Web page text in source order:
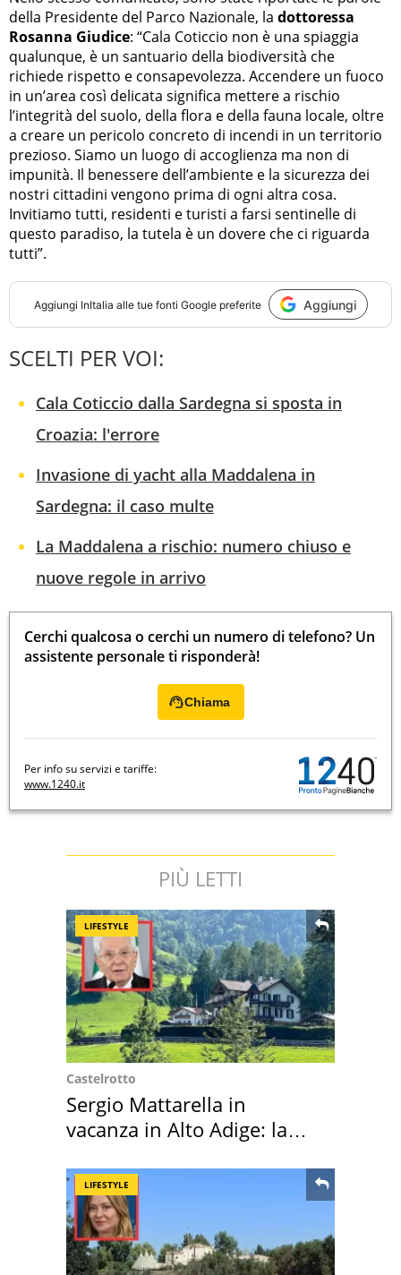
della Presidente del Parco Nazionale, la dottoressa
Rosanna Giudice: “Cala Coticcio non è una spiaggia
qualunque, è un santuario della biodiversità che
richiede rispetto e consapevolezza. Accendere un fuoco
in un’area così delicata significa mettere a rischio
l’integrità del suolo, della flora e della fauna locale, oltre
a creare un pericolo concreto di incendi in un territorio
prezioso. Siamo un luogo di accoglienza ma non di
impunità. Il benessere dell’ambiente e la sicurezza dei
nostri cittadini vengono prima di ogni altra cosa.
Invitiamo tutti, residenti e turisti a farsi sentinelle di
questo paradiso, la tutela è un dovere che ci riguarda
tutti”.
Aggiungi InItalia alle tue fonti Google preferite Aggiungi
SCELTI PER VOI:
Cala Coticcio dalla Sardegna si sposta in
Croazia: l'errore
Invasione di yacht alla Maddalena in
Sardegna: il caso multe
La Maddalena a rischio: numero chiuso e
nuove regole in arrivo
Cerchi qualcosa o cerchi un numero di telefono? Un
assistente personale ti risponderà!
Chiama
Per info su servizi e tariffe:
www.1240.it
PIÙ LETTI
LIFESTYLE
Castelrotto
Sergio Mattarella in
vacanza in Alto Adige: la
LIFESTYLE